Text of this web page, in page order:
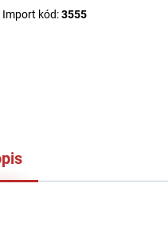
Import kód:3555